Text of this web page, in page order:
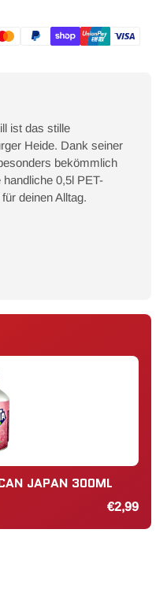
ist das stille
Heide. Dank seiner
bekömmlich
0,5l PET-
deinen Alltag.
JAPAN 300ML
€2,99